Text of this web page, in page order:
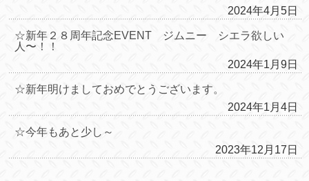
2024年4月5日
☆新年２８周年記念EVENT ジムニー シエラ欲しい
人〜！！
2024年1月9日
☆新年明けましておめでとうございます。
2024年1月4日
☆今年もあと少し～
2023年12月17日